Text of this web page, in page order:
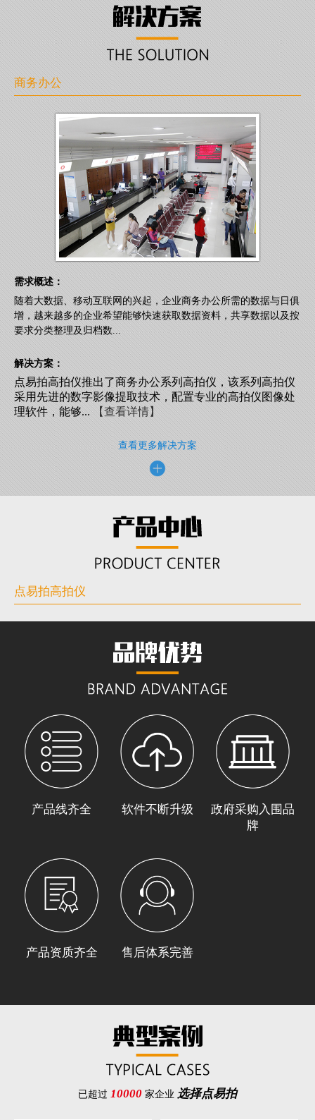
商务办公
需求概述：
随着大数据、移动互联网的兴起，企业商务办公所需的数据与日俱
增，越来越多的企业希望能够快速获取数据资料，共享数据以及按
要求分类整理及归档数...
解决方案：
点易拍高拍仪推出了商务办公系列高拍仪，该系列高拍仪
采用先进的数字影像提取技术，配置专业的高拍仪图像处
理软件，能够...【查看详情】
查看更多解决方案
点易拍高拍仪
产品线齐全 软件不断升级
政府采购入围品
牌
产品资质齐全 售后体系完善
已超过 10000 家企业 选择点易拍